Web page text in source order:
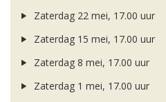
Zaterdag 22 mei, 17.00 uur
Zaterdag 15 mei, 17.00 uur
Zaterdag 8 mei, 17.00 uur
Zaterdag 1 mei, 17.00 uur